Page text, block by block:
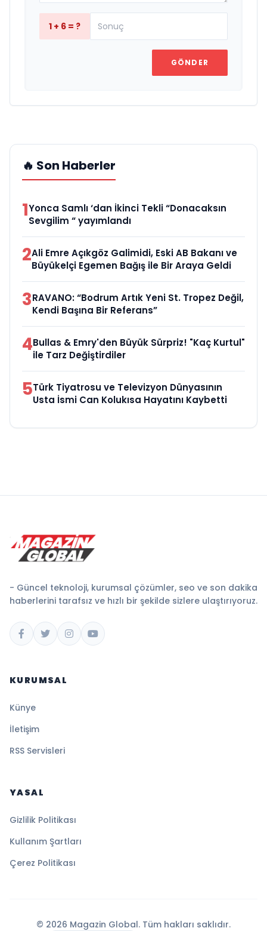
1 + 6 = ?
GÖNDER
🔥 Son Haberler
1Yonca Samlı ‘dan İkinci Tekli “Donacaksın
Sevgilim “ yayımlandı
2Ali Emre Açıkgöz Galimidi, Eski AB Bakanı ve
Büyükelçi Egemen Bağış ile Bir Araya Geldi
3RAVANO: “Bodrum Artık Yeni St. Tropez Değil,
Kendi Başına Bir Referans”
4Bullas & Emry'den Büyük Sürpriz! "Kaç Kurtul"
ile Tarz Değiştirdiler
5Türk Tiyatrosu ve Televizyon Dünyasının
Usta İsmi Can Kolukısa Hayatını Kaybetti
- Güncel teknoloji, kurumsal çözümler, seo ve son dakika
haberlerini tarafsız ve hızlı bir şekilde sizlere ulaştırıyoruz.
KURUMSAL
Künye
İletişim
RSS Servisleri
YASAL
Gizlilik Politikası
Kullanım Şartları
Çerez Politikası
© 2026 Magazin Global. Tüm hakları saklıdır.